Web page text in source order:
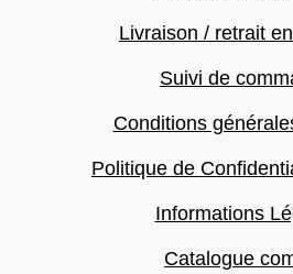
Livraison / retrait
Suivi de
Conditions
Politique de
Informations
Catalogue